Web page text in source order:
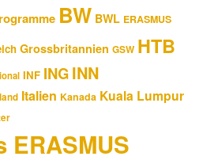
BW BWL ERASMUS
Grossbritannien GSW HTB
INF INGINN
Italien Kanada Kuala Lumpur
ERASMUS